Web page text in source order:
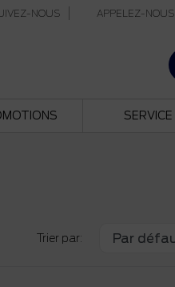
NOUS APPELEZ-NOUS
SERVICE
Trier par: